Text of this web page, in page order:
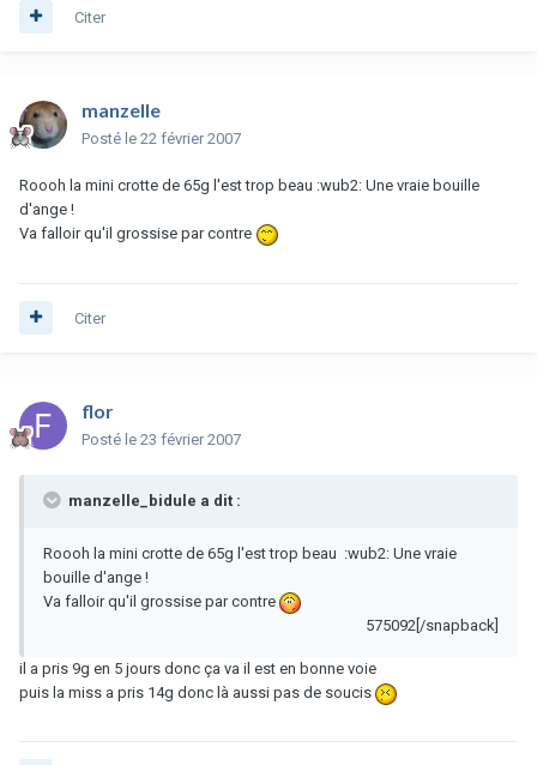
Citer
manzelle
Posté le 22 février 2007
Roooh la mini crotte de 65g l'est trop beau :wub2: Une vraie bouille
d'ange !
Va falloir qu'il grossise par contre
Citer
flor
Posté le 23 février 2007
manzelle_bidule a dit :
Roooh la mini crotte de 65g l'est trop beau :wub2: Une vraie
bouille d'ange !
Va falloir qu'il grossise par contre
575092[/snapback]
il a pris 9g en 5 jours donc ça va il est en bonne voie
puis la miss a pris 14g donc là aussi pas de soucis